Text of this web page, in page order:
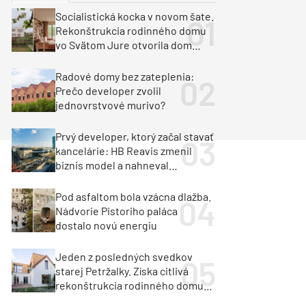
Klimatizácia a vetranie
Milan Murcka
Socialistická kocka v novom šate.
Rekonštrukcia rodinného domu
vo Svätom Jure otvorila dom
Radové domy bez zateplenia:
Prečo developer zvolil
jednovrstvové murivo?
Prvý developer, ktorý začal stavať
kancelárie: HB Reavis zmenil
biznis model a nahneval
Pod asfaltom bola vzácna dlažba.
Nádvorie Pistoriho paláca
dostalo novú energiu
Jeden z posledných svedkov
starej Petržalky. Získa citlivá
rekonštrukcia rodinného domu